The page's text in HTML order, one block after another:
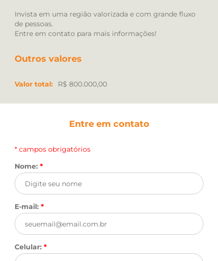
Invista em uma região valorizada e com grande fluxo
de pessoas.
Entre em contato para mais informações!
Outros valores
Valor total: R$ 800.000,00
Entre em contato
* campos obrigatórios
Nome: *
E-mail: *
Celular: *